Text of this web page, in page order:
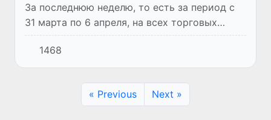
За последнюю неделю, то есть за период с
31 марта по 6 апреля, на всех торговых
платформах АО «Узбекской республиканской
товарно-сырьевой биржи» было заключено
43 523 сделок, что н...
1468
« Previous Next »